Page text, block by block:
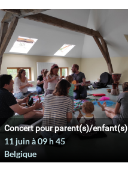
Concert pour parent(s)/enfant(s)
11 juin à 09 h 45
Belgique